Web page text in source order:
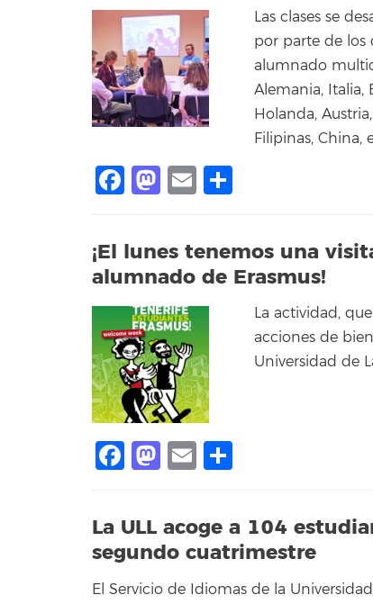
Las clases se
por parte de los
alumnado
Alemania, Italia,
Holanda,
Filipinas, China,
Facebook
Mastodon
Email
¡El lunes tenemos una
alumnado de Erasmus!
La actividad,
acciones de
Universidad de
Facebook
Mastodon
Email
La ULL acoge a 104
segundo cuatrimestre
El Servicio de Idiomas de la